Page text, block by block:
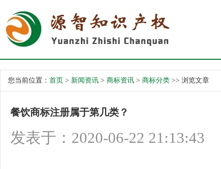
您当前位置： 首页 > 新闻资讯 > 商标资讯 > 商标分类 >> 浏览文章
餐饮商标注册属于第几类？
发表于：2020-06-22 21:13:43